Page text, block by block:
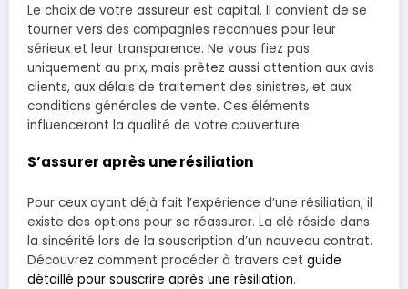
Le choix de votre assureur est capital. Il convient de se
tourner vers des compagnies reconnues pour leur
sérieux et leur transparence. Ne vous fiez pas
uniquement au prix, mais prêtez aussi attention aux avis
clients, aux délais de traitement des sinistres, et aux
conditions générales de vente. Ces éléments
influenceront la qualité de votre couverture.
S’assurer après une résiliation
Pour ceux ayant déjà fait l’expérience d’une résiliation, il
existe des options pour se réassurer. La clé réside dans
la sincérité lors de la souscription d’un nouveau contrat.
Découvrez comment procéder à travers cet guide
détaillé pour souscrire après une résiliation.